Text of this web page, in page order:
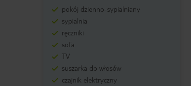
pokój dzienno-sypialniany
sypialnia
ręczniki
sofa
TV
suszarka do włosów
czajnik elektryczny